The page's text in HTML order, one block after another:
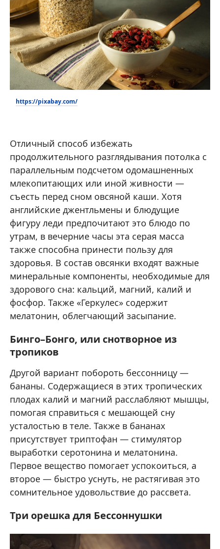
https://pixabay.com/
Отличный способ избежать
продолжительного разглядывания потолка с
параллельным подсчетом одомашненных
млекопитающих или иной живности —
съесть перед сном овсяной каши. Хотя
английские джентльмены и блюдущие
фигуру леди предпочитают это блюдо по
утрам, в вечерние часы эта серая масса
также способна принести пользу для
здоровья. В состав овсянки входят важные
минеральные компоненты, необходимые для
здорового сна: кальций, магний, калий и
фосфор. Также «Геркулес» содержит
мелатонин, облегчающий засыпание.
Бинго–Бонго, или снотворное из
тропиков
Другой вариант побороть бессонницу —
бананы. Содержащиеся в этих тропических
плодах калий и магний расслабляют мышцы,
помогая справиться с мешающей сну
усталостью в теле. Также в бананах
присутствует триптофан — стимулятор
выработки серотонина и мелатонина.
Первое вещество помогает успокоиться, а
второе — быстро уснуть, не растягивая это
сомнительное удовольствие до рассвета.
Три орешка для Бессоннушки